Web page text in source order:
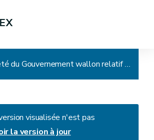
Arrêté du Gouvernement wallon relatif aux obligations de service public dans le marché de l'électricité
visualisée n'est pas
la version à jour